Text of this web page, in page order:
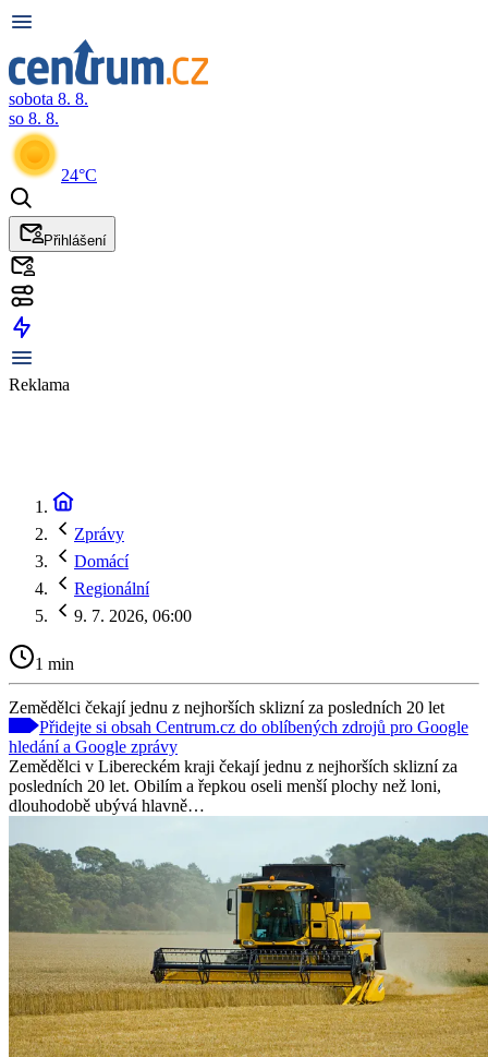
sobota 8. 8.
so 8. 8.
24°C
Přihlášení
Reklama
Zprávy
Domácí
Regionální
9. 7. 2026, 06:00
1 min
Zemědělci čekají jednu z nejhorších sklizní za posledních 20 let
Přidejte si obsah Centrum.cz do oblíbených zdrojů pro Google
hledání a Google zprávy
Zemědělci v Libereckém kraji čekají jednu z nejhorších sklizní za
posledních 20 let. Obilím a řepkou oseli menší plochy než loni,
dlouhodobě ubývá hlavně…